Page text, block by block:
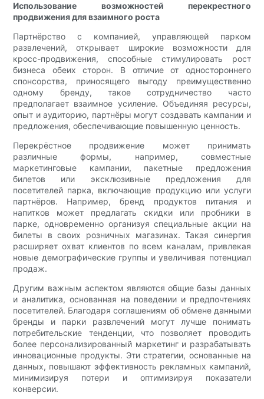
Использование возможностей перекрестного
продвижения для взаимного роста
Партнёрство с компанией, управляющей парком
развлечений, открывает широкие возможности для
кросс-продвижения, способные стимулировать рост
бизнеса обеих сторон. В отличие от одностороннего
спонсорства, приносящего выгоду преимущественно
одному бренду, такое сотрудничество часто
предполагает взаимное усиление. Объединяя ресурсы,
опыт и аудиторию, партнёры могут создавать кампании и
предложения, обеспечивающие повышенную ценность.
Перекрёстное продвижение может принимать
различные формы, например, совместные
маркетинговые кампании, пакетные предложения
билетов или эксклюзивные предложения для
посетителей парка, включающие продукцию или услуги
партнёров. Например, бренд продуктов питания и
напитков может предлагать скидки или пробники в
парке, одновременно организуя специальные акции на
билеты в своих розничных магазинах. Такая синергия
расширяет охват клиентов по всем каналам, привлекая
новые демографические группы и увеличивая потенциал
продаж.
Другим важным аспектом являются общие базы данных
и аналитика, основанная на поведении и предпочтениях
посетителей. Благодаря соглашениям об обмене данными
бренды и парки развлечений могут лучше понимать
потребительские тенденции, что позволяет проводить
более персонализированный маркетинг и разрабатывать
инновационные продукты. Эти стратегии, основанные на
данных, повышают эффективность рекламных кампаний,
минимизируя потери и оптимизируя показатели
конверсии.